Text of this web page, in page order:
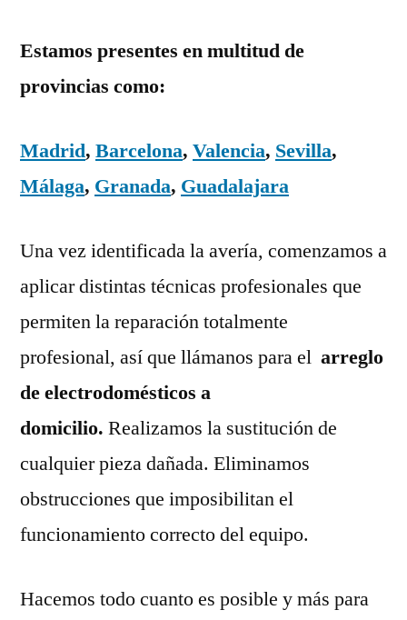
Estamos presentes en multitud de
provincias como:
Madrid, Barcelona, Valencia, Sevilla,
Málaga, Granada, Guadalajara
Una vez identificada la avería, comenzamos a
aplicar distintas técnicas profesionales que
permiten la reparación totalmente
profesional, así que llámanos para el arreglo
de electrodomésticos a
domicilio. Realizamos la sustitución de
cualquier pieza dañada. Eliminamos
obstrucciones que imposibilitan el
funcionamiento correcto del equipo.
Hacemos todo cuanto es posible y más para